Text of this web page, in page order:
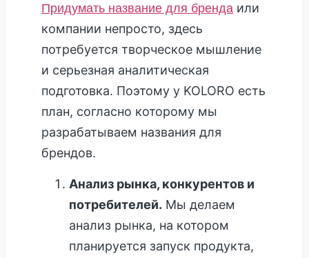
Придумать название для бренда или
компании непросто, здесь
потребуется творческое мышление
и серьезная аналитическая
подготовка. Поэтому у KOLORO есть
план, согласно которому мы
разрабатываем названия для
брендов.
Анализ рынка, конкурентов и
потребителей. Мы делаем
анализ рынка, на котором
планируется запуск продукта,